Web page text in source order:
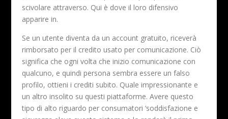
scivolare attraverso. Qui è dove il loro difensivo
apparire in.
Se un utente diventa da un account gratuito, riceverà
rimborsato per il credito usato per comunicazione. Ciò
significa che ogni volta che inizio comunicazione con
qualcuno, e quindi persona sembra essere un falso
profilo, ottieni i crediti subito. Quale impressionante e
un altro insolito su questi piattaforme. Avere questo
tipo di alto riguardo per consumatori ‘soddisfazione e